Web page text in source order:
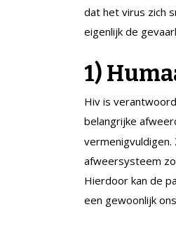
dat het virus zich
eigenlijk de
1)
Hiv is
belangrijke
afweersysteem
Hierdoor kan de
een gewoonlijk